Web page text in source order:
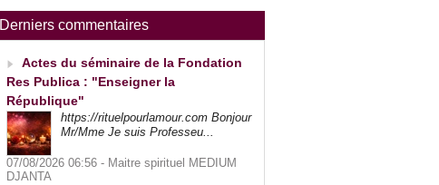
Derniers commentaires
Actes du séminaire de la Fondation
Res Publica : "Enseigner la
République"
https://rituelpourlamour.com Bonjour
Mr/Mme Je suis Professeu...
07/08/2026 06:56 - Maitre spirituel MEDIUM
DJANTA